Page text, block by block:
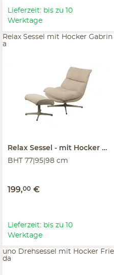
Lieferzeit: bis zu 10
Werktage
Relax Sessel mit Hocker
BHT 77|95|98 cm
199,00 €
Relax Sessel mit Hocker Gabrin
a
Lieferzeit: bis zu 10
Werktage
uno Drehsessel mit Hocker Frie
da